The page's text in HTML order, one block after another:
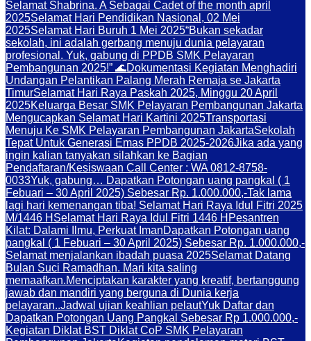
Selamat Shabrina. A Sebagai Cadet of the month april
2025Selamat Hari Pendidikan Nasional, 02 Mei
2025Selamat Hari Buruh 1 Mei 2025“Bukan sekadar
sekolah, ini adalah gerbang menuju dunia pelayaran
profesional. Yuk, gabung di PPDB SMK Pelayaran
Pembangunan 2025!” 🌊Dokumentasi Kegiatan Menghadiri
Undangan Pelantikan Palang Merah Remaja se Jakarta
TimurSelamat Hari Raya Paskah 2025, Minggu 20 April
2025Keluarga Besar SMK Pelayaran Pembangunan Jakarta
Mengucapkan Selamat Hari Kartini 2025Transportasi
Menuju Ke SMK Pelayaran Pembangunan JakartaSekolah
Tepat Untuk Generasi Emas PPDB 2025-2026Jika ada yang
ingin kalian tanyakan silahkan ke Bagian
Pendaftaran/Kesiswaan Call Center : WA 0812-8758-
0033Yuk, gabung… Dapatkan Potongan uang pangkal ( 1
Febuari – 30 April 2025) Sebesar Rp. 1.000.000,-Tak lama
lagi hari kemenangan tiba! Selamat Hari Raya Idul Fitri 2025
M/1446 H Selamat Hari Raya Idul Fitri 1446 H Pesantren
Kilat: Dalami Ilmu, Perkuat ImanDapatkan Potongan uang
pangkal ( 1 Febuari – 30 April 2025) Sebesar Rp. 1.000.000,-
Selamat menjalankan ibadah puasa 2025Selamat Datang
Bulan Suci Ramadhan. Mari kita saling
memaafkan.Menciptakan karakter yang kreatif, bertanggung
jawab dan mandiri yang berguna di Dunia kerja
pelayaran..Jadwal ujian keahlian pelautYuk Daftar dan
Dapatkan Potongan Uang Pangkal Sebesar Rp 1.000.000,-
Kegiatan Diklat BST Diklat CoP SMK Pelayaran